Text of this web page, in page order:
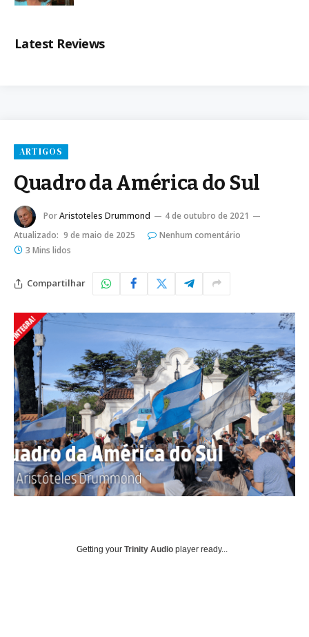
Latest Reviews
ARTIGOS
Quadro da América do Sul
PorAristoteles Drummond
4 de outubro de 2021
Atualizado: 9 de maio de 2025
Nenhum comentário
3 Mins lidos
Compartilhar
Getting your Trinity Audio player ready...